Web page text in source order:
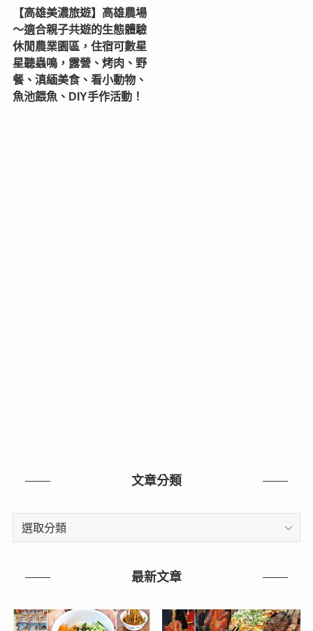
【高雄美濃旅遊】高雄農場
〜適合親子共遊的生態體驗
休閒農業園區，住宿可數星
星聽蟲鳴，露營、烤肉、野
餐、滇緬美食、看小動物、
魚池餵魚、DIY手作活動！
文章分類
文
最新文章